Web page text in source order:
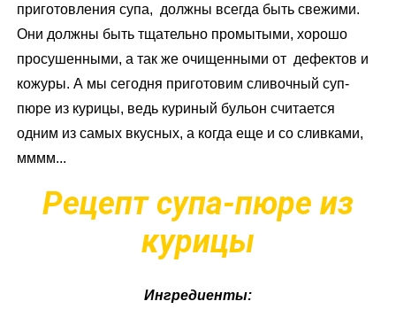
приготовления супа, должны всегда быть свежими.
Они должны быть тщательно промытыми, хорошо
просушенными, а так же очищенными от дефектов и
кожуры. А мы сегодня приготовим сливочный суп-
пюре из курицы, ведь куриный бульон считается
одним из самых вкусных, а когда еще и со сливками,
мммм...
Рецепт супа-пюре из
курицы
Ингредиенты: